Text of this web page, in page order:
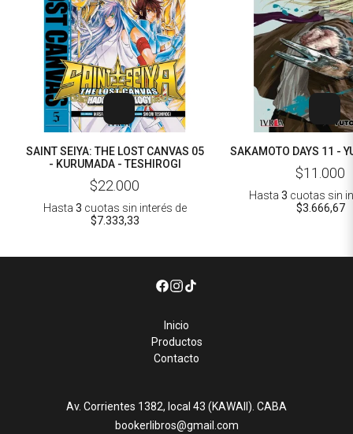
SAINT SEIYA: THE LOST CANVAS 05
- KURUMADA - TESHIROGI
$22.000
Hasta 3 cuotas sin interés de
$7.333,33
SAKAMOTO DAYS 11 -
$11.000
Hasta 3 cuotas sin
$3.666,67
Inicio
Productos
Contacto
Av. Corrientes 1382, local 43 (KAWAII). CABA
bookerlibros@gmail.com